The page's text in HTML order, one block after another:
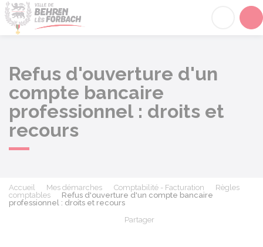
Refus d'ouverture d'un
compte bancaire
professionnel : droits et
recours
Accueil Mes démarches Comptabilité - Facturation
Règles
comptables
Refus d'ouverture d'un compte bancaire
professionnel : droits et recours
Partager